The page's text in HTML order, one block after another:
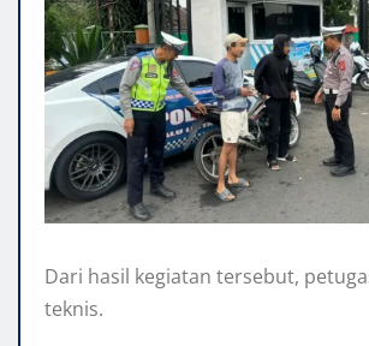
Dari hasil kegiatan tersebut,
teknis.